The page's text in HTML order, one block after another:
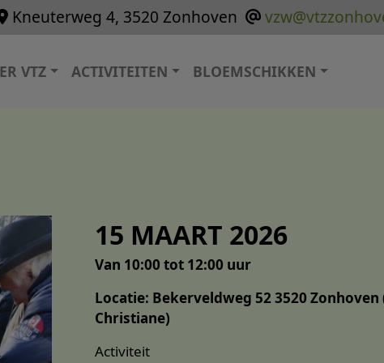
Kneuterweg 4, 3520 Zonhoven
VTZ ACTIVITEITEN BLOEMSCHIKKEN
15 MAART 2026
Van 10:00 tot 12:00 uur
Locatie: Bekerveldweg 52 3520 Zonhoven
Christiane)
Activiteit